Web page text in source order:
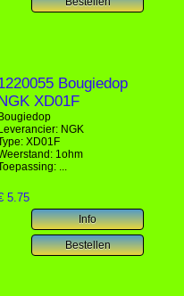
Bougiedop
XD01F
NGK
XD01F
1ohm
...
5.75